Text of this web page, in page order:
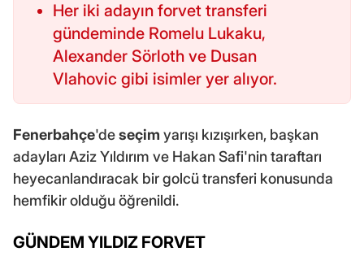
Her iki adayın forvet transferi
gündeminde Romelu Lukaku,
Alexander Sörloth ve Dusan
Vlahovic gibi isimler yer alıyor.
Fenerbahçe'deseçim yarışı kızışırken, başkan
adayları Aziz Yıldırım ve Hakan Safi'nin taraftarı
heyecanlandıracak bir golcü transferi konusunda
hemfikir olduğu öğrenildi.
GÜNDEM YILDIZ FORVET